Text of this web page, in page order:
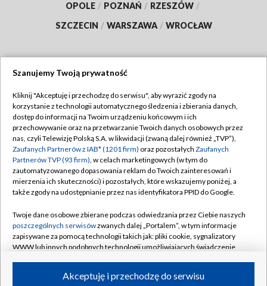
OPOLE / POZNAŃ / RZESZÓW /
SZCZECIN / WARSZAWA / WROCŁAW
TVP
Abonament TVP
Emisja w TVP
Centrum informacji TVP
Naziemna Telewizja Cyfrowa
Rada Programowa
System NOS
Informacje o nadawcy
Program dla prasy
Regulamin TVP
Polityka prywatności
Moje zgody
Pomoc
Kontakt
Kanały
Szanujemy Twoją prywatność
Kliknij "Akceptuję i przechodzę do serwisu", aby wyrazić zgody na
korzystanie z technologii automatycznego śledzenia i zbierania danych,
dostęp do informacji na Twoim urządzeniu końcowym i ich
przechowywanie oraz na przetwarzanie Twoich danych osobowych przez
nas, czyli Telewizję Polską S.A. w likwidacji (zwaną dalej również „TVP”),
Zaufanych Partnerów z IAB* (1201 firm) oraz pozostałych Zaufanych
Partnerów TVP (93 firm), w celach marketingowych (w tym do
zautomatyzowanego dopasowania reklam do Twoich zainteresowań i
mierzenia ich skuteczności) i pozostałych, które wskazujemy poniżej, a
także zgody na udostępnianie przez nas identyfikatora PPID do Google.
Twoje dane osobowe zbierane podczas odwiedzania przez Ciebie naszych
poszczególnych serwisówzwanych dalej „Portalem”, w tym informacje
zapisywane za pomocą technologii takich jak: pliki cookie, sygnalizatory
WWW lub innych podobnych technologii umożliwiających świadczenie
ruchu w Internecie.Akceptuję i przechodzę do serwisu